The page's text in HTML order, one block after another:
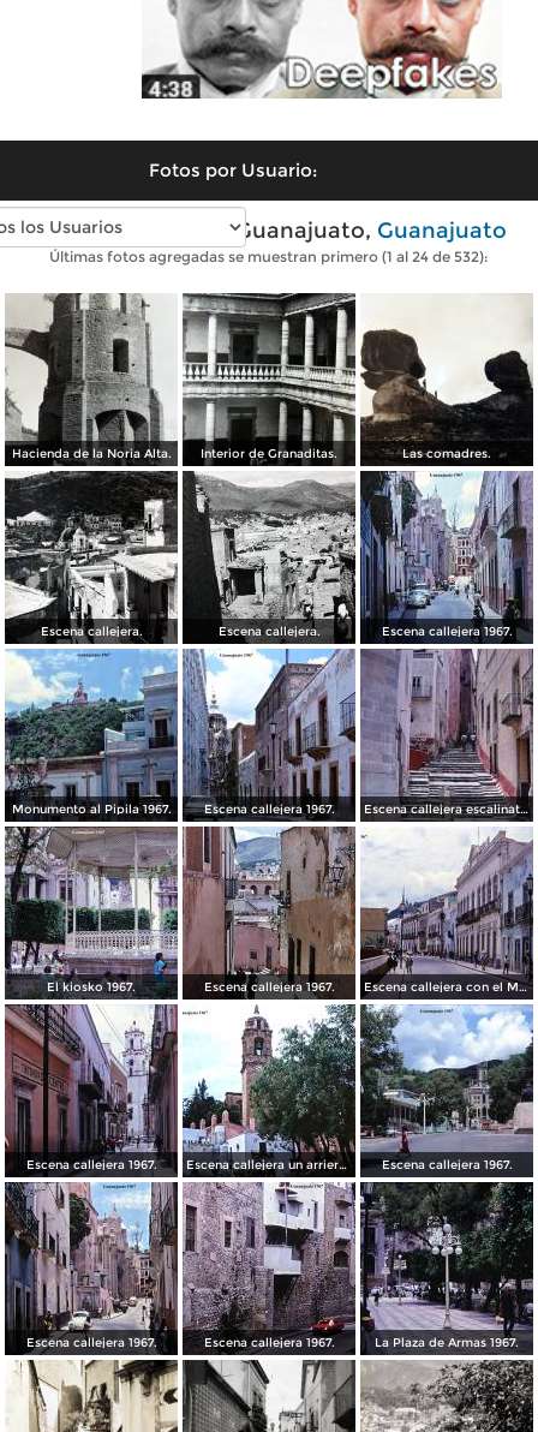
Fotos por Usuario:
Fotos antiguas de Guanajuato, Guanajuato
Últimas fotos agregadas se muestran primero (1 al 24 de 532):
Hacienda de la Noria Alta. Interior de Granaditas. Las comadres.
Escena callejera. Escena callejera. Escena callejera 1967.
Monumento al Pipila 1967. Escena callejera 1967. Escena callejera escalinata 1967.
El kiosko 1967. Escena callejera 1967. Escena callejera con el Mto al Pipila al fondo 1967.
Escena callejera 1967. Escena callejera un arriero 1967. Escena callejera 1967.
Escena callejera 1967. Escena callejera 1967. La Plaza de Armas 1967.